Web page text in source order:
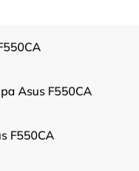
Asus F550CA
F550CA